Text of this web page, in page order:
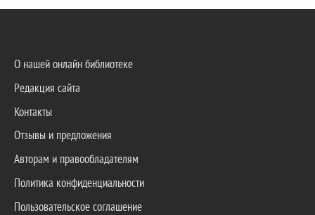
О нашей онлайн библиотеке
Редакция сайта
Контакты
Отзывы и предложения
Авторам и правообладателям
Политика конфиденциальности
Пользовательское соглашение